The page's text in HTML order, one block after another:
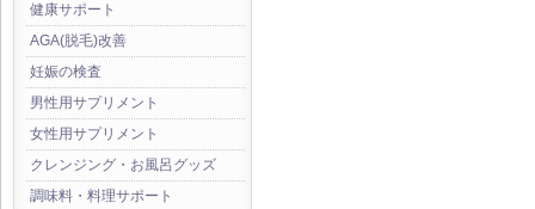
健康サポート
AGA(脱毛)改善
妊娠の検査
男性用サプリメント
女性用サプリメント
クレンジング・お風呂グッズ
調味料・料理サポート